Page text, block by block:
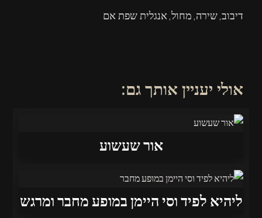
דיבוב,שירה,מחול,אנגלית שפת אם
אולי יעניין אותך גם:
אור שעשוע
ליהיא לפיד וסי היימן במופע מחבר ומרגש